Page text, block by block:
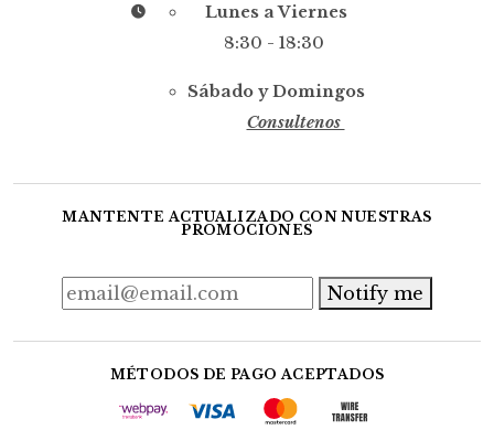
Lunes a Viernes
8:30 - 18:30
Sábado y Domingos
Consultenos
MANTENTE ACTUALIZADO CON NUESTRAS
PROMOCIONES
Notify me
MÉTODOS DE PAGO ACEPTADOS